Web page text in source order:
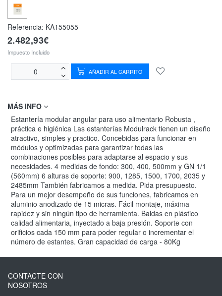
Referencia: KA155055
2.482,93€
Impuesto Incluido
AÑADIR AL CARRITO
MÁS INFO
Estantería modular angular para uso alimentario Robusta ,
práctica e higiénica Las estanterías Modulrack tienen un diseño
atractivo, simples y practico. Concebidas para funcionar en
módulos y optimizadas para garantizar todas las
combinaciones posibles para adaptarse al espacio y sus
necesidades. 4 medidas de fondo: 300, 400, 500mm y GN 1/1
(560mm) 6 alturas de soporte: 900, 1285, 1500, 1700, 2035 y
2485mm También fabricamos a medida. Pida presupuesto.
Para un mejor desempeño de sus funciones, fabricamos en
aluminio anodizado de 15 micras. Fácil montaje, máxima
rapidez y sin ningún tipo de herramienta. Baldas en plástico
calidad alimentaria, inyectado a baja presión. Soporte con
orificios cada 150 mm para poder regular o incrementar el
número de estantes. Gran capacidad de carga - 80Kg
CONTACTE CON
NOSOTROS